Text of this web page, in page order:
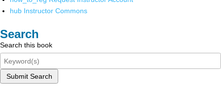
hub Instructor Commons
Search
Search this book
Submit Search